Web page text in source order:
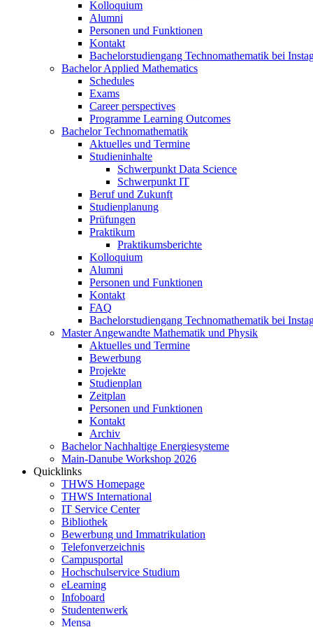
Kolloquium
Alumni
Personen und Funktionen
Kontakt
Bachelorstudiengang Technomathematik bei
Bachelor Applied Mathematics
Schedules
Exams
Career perspectives
Programme Learning Outcomes
Bachelor Technomathematik
Aktuelles und Termine
Studieninhalte
Schwerpunkt Data Science
Schwerpunkt IT
Beruf und Zukunft
Studienplanung
Prüfungen
Praktikum
Praktikumsberichte
Kolloquium
Alumni
Personen und Funktionen
Kontakt
FAQ
Bachelorstudiengang Technomathematik bei
Master Angewandte Mathematik und Physik
Aktuelles und Termine
Bewerbung
Projekte
Studienplan
Zeitplan
Personen und Funktionen
Kontakt
Archiv
Bachelor Nachhaltige Energiesysteme
Main-Danube Workshop 2026
Quicklinks
THWS Homepage
THWS International
IT Service Center
Bibliothek
Bewerbung und Immatrikulation
Telefonverzeichnis
Campusportal
Hochschulservice Studium
eLearning
Infoboard
Studentenwerk
Mensa